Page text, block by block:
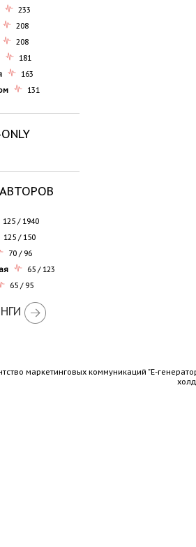
233
208
208
181
163
131
125 / 1940
125 / 150
70 / 96
65 / 123
65 / 95
маркетинговых коммуникаций "Е-